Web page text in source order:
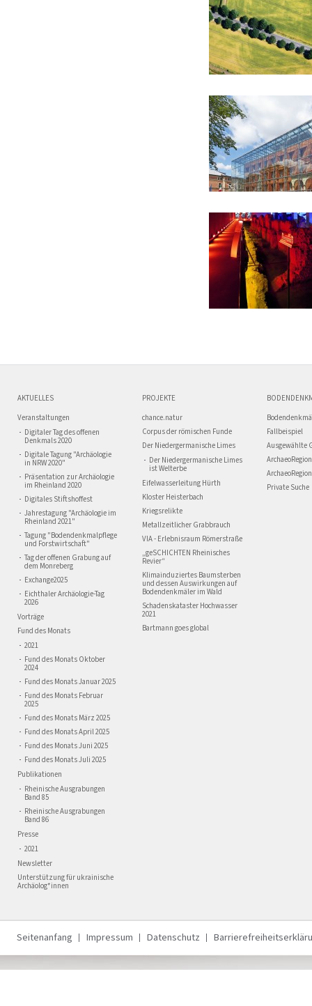
AKTUELLES
Veranstaltungen
Digitaler Tag des offenen
Denkmals 2020
Digitale Tagung "Archäologie
in NRW 2020"
Präsentation zur Archäologie
im Rheinland 2020
Digitales Stiftshoffest
Jahrestagung "Archäologie im
Rheinland 2021"
Tagung "Bodendenkmalpflege
und Forstwirtschaft"
Tag der offenen Grabung auf
dem Monreberg
Exchange2025
Eichthaler Archäologie-Tag
2026
Vorträge
Fund des Monats
2021
Fund des Monats Oktober
2024
Fund des Monats Januar 2025
Fund des Monats Februar
2025
Fund des Monats März 2025
Fund des Monats April 2025
Fund des Monats Juni 2025
Fund des Monats Juli 2025
Publikationen
Rheinische Ausgrabungen
Band 85
Rheinische Ausgrabungen
Band 86
Presse
2021
Newsletter
Unterstützung für ukrainische
Archäolog*innen
PROJEKTE
chance.natur
Corpus der römischen Funde
Der Niedergermanische Limes
Der Niedergermanische Limes
ist Welterbe
Eifelwasserleitung Hürth
Kloster Heisterbach
Kriegsrelikte
Metallzeitlicher Grabbrauch
VIA - Erlebnisraum Römerstraße
„geSCHICHTEN Rheinisches
Revier“
Klimainduziertes Baumsterben
und dessen Auswirkungen auf
Bodendenkmäler im Wald
Schadenskataster Hochwasser
2021
Bartmann goes global
Fallbeispiel
Ausgewählte
Private Suche
Seitenanfang Impressum Datenschutz